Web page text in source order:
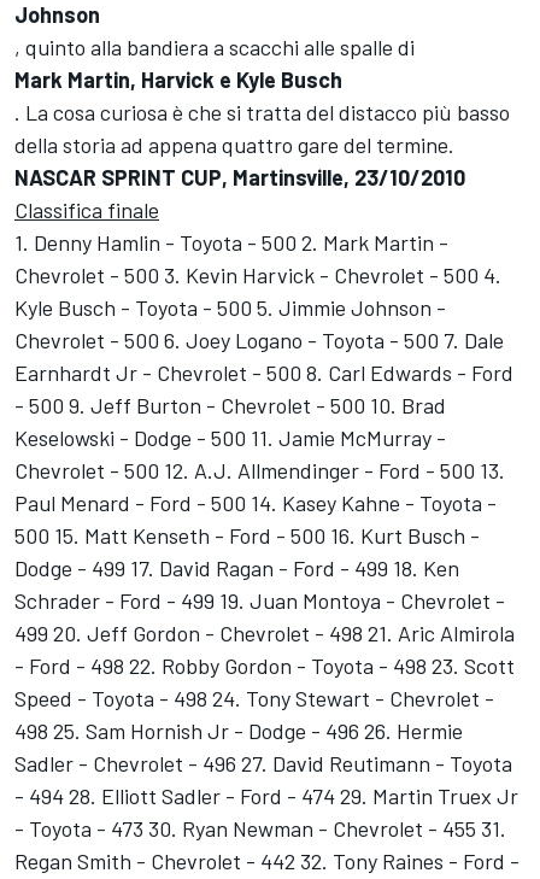
Johnson
, quinto alla bandiera a scacchi alle spalle di
Mark Martin, Harvick e Kyle Busch
. La cosa curiosa è che si tratta del distacco più basso
della storia ad appena quattro gare del termine.
NASCAR SPRINT CUP, Martinsville, 23/10/2010
Classifica finale
1. Denny Hamlin - Toyota - 500 2. Mark Martin -
Chevrolet - 500 3. Kevin Harvick - Chevrolet - 500 4.
Kyle Busch - Toyota - 500 5. Jimmie Johnson -
Chevrolet - 500 6. Joey Logano - Toyota - 500 7. Dale
Earnhardt Jr - Chevrolet - 500 8. Carl Edwards - Ford
- 500 9. Jeff Burton - Chevrolet - 500 10. Brad
Keselowski - Dodge - 500 11. Jamie McMurray -
Chevrolet - 500 12. A.J. Allmendinger - Ford - 500 13.
Paul Menard - Ford - 500 14. Kasey Kahne - Toyota -
500 15. Matt Kenseth - Ford - 500 16. Kurt Busch -
Dodge - 499 17. David Ragan - Ford - 499 18. Ken
Schrader - Ford - 499 19. Juan Montoya - Chevrolet -
499 20. Jeff Gordon - Chevrolet - 498 21. Aric Almirola
- Ford - 498 22. Robby Gordon - Toyota - 498 23. Scott
Speed - Toyota - 498 24. Tony Stewart - Chevrolet -
498 25. Sam Hornish Jr - Dodge - 496 26. Hermie
Sadler - Chevrolet - 496 27. David Reutimann - Toyota
- 494 28. Elliott Sadler - Ford - 474 29. Martin Truex Jr
- Toyota - 473 30. Ryan Newman - Chevrolet - 455 31.
Regan Smith - Chevrolet - 442 32. Tony Raines - Ford -